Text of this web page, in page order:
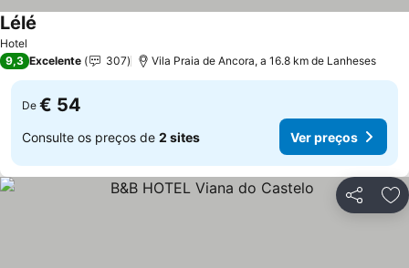
Hotel
Lélé
9,3 Excelente 307 Vila Praia de Ancora, a 16.8 km de Lanheses
De € 54
Consulte os preços de 2 sites Ver preços
Partilhar